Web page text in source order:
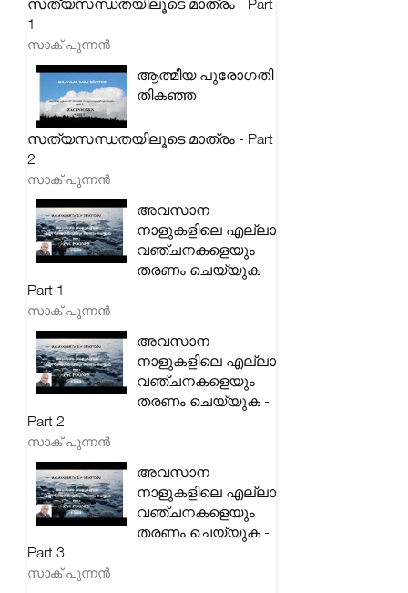
സത്യസന്ധതയിലൂടെ മാത്രം - Part
1
സാക് പുന്നൻ
ആത്മീയ പുരോഗതി
തികഞ്ഞ
സത്യസന്ധതയിലൂടെ മാത്രം - Part
2
സാക് പുന്നൻ
അവസാന
നാളുകളിലെ എല്ലാ
വഞ്ചനകളെയും
തരണം ചെയ്യുക -
Part 1
സാക് പുന്നൻ
അവസാന
നാളുകളിലെ എല്ലാ
വഞ്ചനകളെയും
തരണം ചെയ്യുക -
Part 2
സാക് പുന്നൻ
അവസാന
നാളുകളിലെ എല്ലാ
വഞ്ചനകളെയും
തരണം ചെയ്യുക -
Part 3
സാക് പുന്നൻ